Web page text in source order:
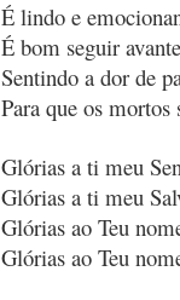
É lindo e
É bom seguir avante
Sentindo a dor de
Para que os mortos
Glórias a ti meu
Glórias a ti meu
Glórias ao Teu
Glórias ao Teu